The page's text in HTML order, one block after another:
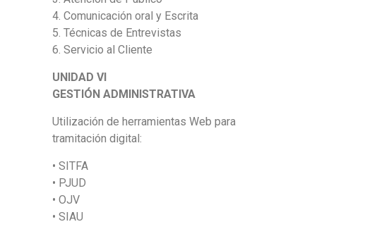
4. Comunicación oral y Escrita
5. Técnicas de Entrevistas
6. Servicio al Cliente
UNIDAD VI
GESTIÓN ADMINISTRATIVA
Utilización de herramientas Web para
tramitación digital:
• SITFA
• PJUD
• OJV
• SIAU